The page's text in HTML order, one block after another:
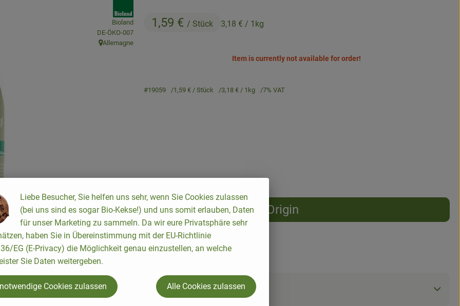
1,59 € / Stück 3,18 € / 1kg
Bioland
, certification authority:
DE-ÖKO-007
, origin:
Allemagne
Item is currently not available for order!
#19059 1,59 € / Stück 3,18 € / 1kg 7% VAT
Recipes
Origin
were found.
Liebe Besucher, Sie helfen uns sehr, wenn Sie Cookies zulassen
(bei uns sind es sogar Bio-Kekse!) und uns somit erlauben, Daten
für unser Marketing zu sammeln. Da wir eure Privatsphäre sehr
haben Sie in Übereinstimmung mit der EU-Richtlinie
EG (E-Privacy) die Möglichkeit genau einzustellen, an welche
Sie Daten weitergeben.
Cookies zulassen Alle Cookies zulassen